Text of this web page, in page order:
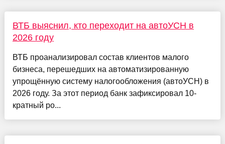
ВТБ выяснил, кто переходит на автоУСН в
2026 году
ВТБ проанализировал состав клиентов малого
бизнеса, перешедших на автоматизированную
упрощённую систему налогообложения (автоУСН) в
2026 году. За этот период банк зафиксировал 10-
кратный ро...